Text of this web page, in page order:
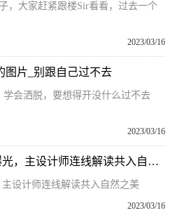
，大家赶紧跟楼Sir看看，过去一个
2023/03/16
图片_别跟自己过不去
会洒脱，要想得开没什么过不去
2023/03/16
MAZDA CX-50内饰首次曝光，主设计师连线解读共入自然之美
设计师连线解读共入自然之美
2023/03/16